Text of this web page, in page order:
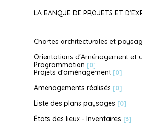
LA BANQUE DE PROJETS ET
Chartes architecturales et
Orientations d'Aménagement et
Programmation [0]
Projets d'aménagement [0]
Aménagements réalisés [0]
Liste des plans paysages [0]
États des lieux - Inventaires [3]